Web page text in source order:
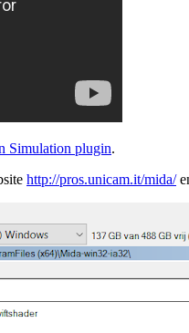
Simulation plugin.
http://pros.unicam.it/mida/